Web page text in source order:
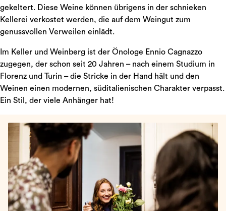
gekeltert. Diese Weine können übrigens in der schnieken
Kellerei verkostet werden, die auf dem Weingut zum
genussvollen Verweilen einlädt.
Im Keller und Weinberg ist der Önologe Ennio Cagnazzo
zugegen, der schon seit 20 Jahren – nach einem Studium in
Florenz und Turin – die Stricke in der Hand hält und den
Weinen einen modernen, süditalienischen Charakter verpasst.
Ein Stil, der viele Anhänger hat!